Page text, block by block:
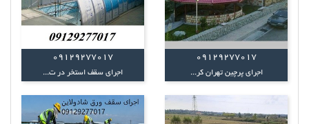
09129277017
اجرای پرچین تهران کر...
09129277017
اجرای سقف استخر در ت...